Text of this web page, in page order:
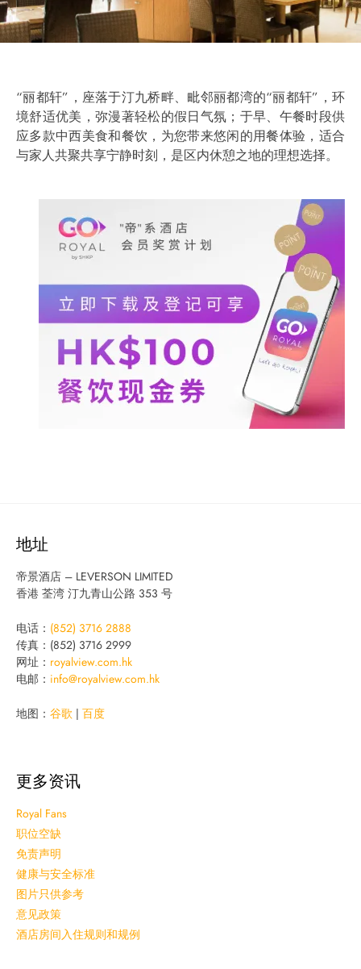
“丽都轩”，座落于汀九桥畔、毗邻丽都湾的“丽都轩”，环
境舒适优美，弥漫著轻松的假日气氛；于早、午餐时段供
应多款中西美食和餐饮，为您带来悠闲的用餐体验，适合
与家人共聚共享宁静时刻，是区内休憩之地的理想选择。
地址
帝景酒店 – LEVERSON LIMITED
香港 荃湾 汀九青山公路 353 号
电话： (852) 3716 2888
传真：(852) 3716 2999
网址： royalview.com.hk
电邮： info@royalview.com.hk
地图： 谷歌 百度
更多资讯
Royal Fans
职位空缺
免责声明
健康与安全标准
图片只供参考
意见政策
酒店房间入住规则和规例